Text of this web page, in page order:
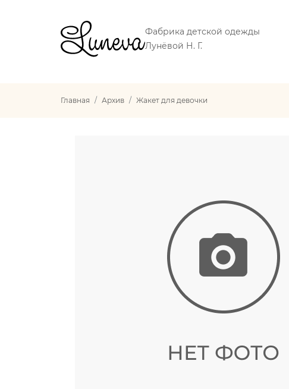
Фабрика детской одежды
Лунёвой Н. Г.
Главная Архив Жакет для девочки